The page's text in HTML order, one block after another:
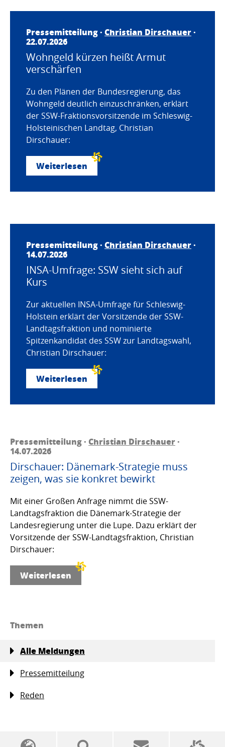
Pressemitteilung · Christian Dirschauer·
22.07.2026
Wohngeld kürzen heißt Armut
verschärfen
Zu den Plänen der Bundesregierung, das
Wohngeld deutlich einzuschränken, erklärt
der SSW-Fraktionsvorsitzende im Schleswig-
Holsteinischen Landtag, Christian
Dirschauer:
Weiterlesen
Pressemitteilung · Christian Dirschauer·
14.07.2026
INSA-Umfrage: SSW sieht sich auf
Kurs
Zur aktuellen INSA-Umfrage für Schleswig-
Holstein erklärt der Vorsitzende der SSW-
Landtagsfraktion und nominierte
Spitzenkandidat des SSW zur Landtagswahl,
Christian Dirschauer:
Weiterlesen
Pressemitteilung · Christian Dirschauer·
14.07.2026
Dirschauer: Dänemark-Strategie muss
zeigen, was sie konkret bewirkt
Mit einer Großen Anfrage nimmt die SSW-
Landtagsfraktion die Dänemark-Strategie der
Landesregierung unter die Lupe. Dazu erklärt der
Vorsitzende der SSW-Landtagsfraktion, Christian
Dirschauer:
Weiterlesen
Themen
Alle Meldungen
Pressemitteilung
Reden